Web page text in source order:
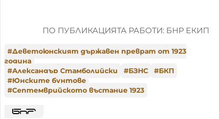
ПО ПУБЛИКАЦИЯТА РАБОТИ: БНР ЕКИП
#Деветоюнският държавен преврат от 1923
година
#Александър Стамболийски #БЗНС #БКП
#Юнските бунтове
#Септемврийското въстание 1923